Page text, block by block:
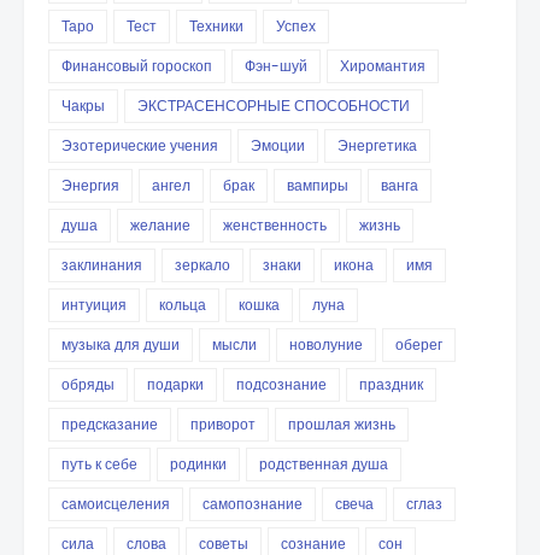
Таро
Тест Техники
Успех
Финансовый гороскоп
Фэн-шуй
Хиромантия
Чакры
ЭКСТРАСЕНСОРНЫЕ СПОСОБНОСТИ
Эзотерические учения
Эмоции
Энергетика
Энергия
ангел брак вампиры
ванга
душа
желание женственность
жизнь
заклинания
зеркало знаки икона
имя
интуиция
кольца кошка
луна
музыка для души
мысли новолуние
оберег
обряды
подарки подсознание
праздник
предсказание
приворот
прошлая жизнь
путь к себе
родинки
родственная душа
самоисцеления
самопознание свеча
сглаз
сила
слова советы сознание
сон